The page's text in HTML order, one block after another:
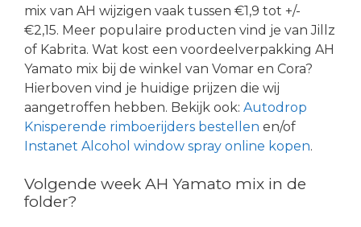
mix van AH wijzigen vaak tussen €1,9 tot +/-
€2,15. Meer populaire producten vind je van Jillz
of Kabrita. Wat kost een voordeelverpakking AH
Yamato mix bij de winkel van Vomar en Cora?
Hierboven vind je huidige prijzen die wij
aangetroffen hebben. Bekijk ook: Autodrop
Knisperende rimboerijders bestellen en/of
Instanet Alcohol window spray online kopen.
Volgende week AH Yamato mix in de
folder?